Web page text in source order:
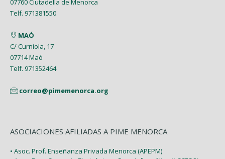
Enero (1)
Enero (2)
Abril (4)
Febrero (6)
Enero (2)
Telf. 971381550
MAÓ
C/ Curniola, 17
07714 Maó
Telf. 971352464
correo@pimemenorca.org
ASOCIACIONES AFILIADAS A PIME MENORCA
• Asoc. Prof. Enseñanza Privada Menorca (APEPM)